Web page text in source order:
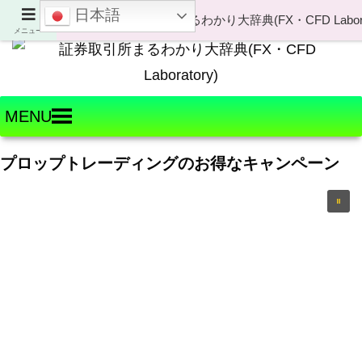
Welcome to FX・CFD Laboratory!
MENU
プロップトレーディングのお得なキャンペーン
メニュー
日本語